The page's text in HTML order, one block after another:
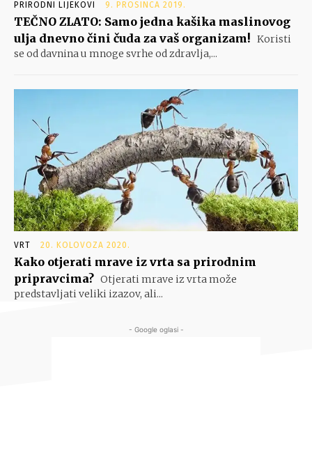
PRIRODNI LIJEKOVI 9. PROSINCA 2019.
TEČNO ZLATO: Samo jedna kašika maslinovog
ulja dnevno čini čuda za vaš organizam! Koristi
se od davnina u mnoge svrhe od zdravlja,...
VRT 20. KOLOVOZA 2020.
Kako otjerati mrave iz vrta sa prirodnim
pripravcima? Otjerati mrave iz vrta može
predstavljati veliki izazov, ali...
- Google oglasi -